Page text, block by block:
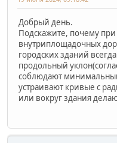
Добрый день.
Подскажите, почему
внутриплощадочных
городских зданий
продольный
соблюдают
устраивают кривые с
или вокруг здания